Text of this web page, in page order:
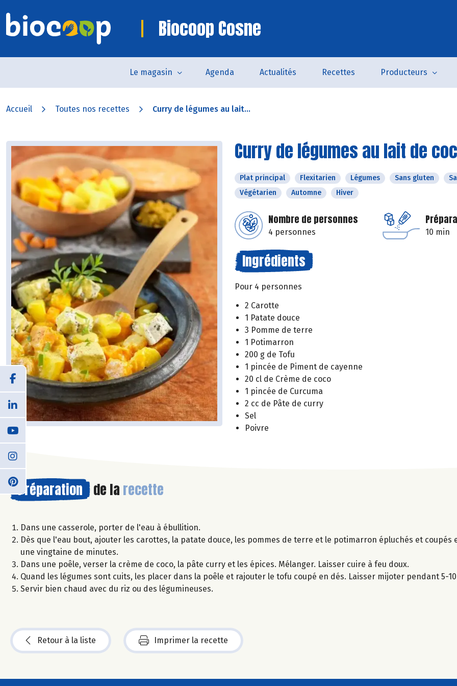
Biocoop Cosne
Le magasin Agenda Actualités Recettes Producteurs
Accueil Toutes nos recettes Curry de légumes au lait...
Curry de légumes au lait de
Plat principal Flexitarien Légumes Sans gluten
Végétarien
Automne Hiver
Nombre de personnes
4 personnes 10 min
Ingrédients
Pour 4 personnes
2 Carotte
1 Patate douce
3 Pomme de terre
1 Potimarron
200 g de Tofu
1 pincée de Piment de cayenne
20 cl de Crème de coco
1 pincée de Curcuma
2 cc de Pâte de curry
Sel
Poivre
Préparation de la recette
Dans une casserole, porter de l'eau à ébullition.
Dès que l'eau bout, ajouter les carottes, la patate douce, les pommes de terre et le potimarron épluchés et coupés
une vingtaine de minutes.
Dans une poêle, verser la crème de coco, la pâte curry et les épices. Mélanger. Laisser cuire à feu doux.
Quand les légumes sont cuits, les placer dans la poêle et rajouter le tofu coupé en dés. Laisser mijoter pendant 5-
Servir bien chaud avec du riz ou des légumineuses.
Retour à la liste Imprimer la recette